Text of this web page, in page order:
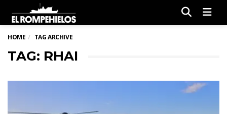
HOME TAG ARCHIVE
TAG: RHAI